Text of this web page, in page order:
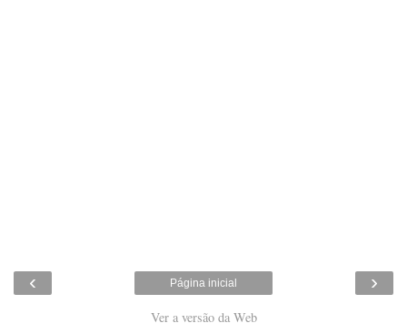
‹ ›
Página inicial
Ver a versão da Web